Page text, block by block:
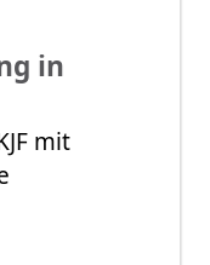
in
mit